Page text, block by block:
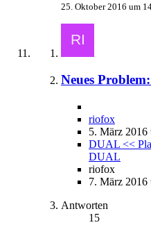
25. Oktober 2016 um
Neues
riofox
5. März 2016
DUAL <<
DUAL
riofox
7. März 2016
Antworten
15